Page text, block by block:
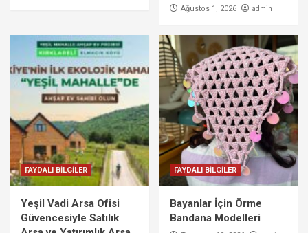
Ağustos 1, 2026 admin
FAYDALI BİLGİLER
Yeşil Vadi Arsa Ofisi
Güvencesiyle Satılık
FAYDALI BİLGİLER
Bayanlar İçin Örme
Bandana Modelleri